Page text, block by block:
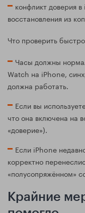
конфликт доверия
восстановления из
Что проверить
Часы должны
Watch на iPhone,
должна работать.
Если вы
что она включена на
«доверие»).
Если iPhone
корректно
«полусопряжённом»
Крайние